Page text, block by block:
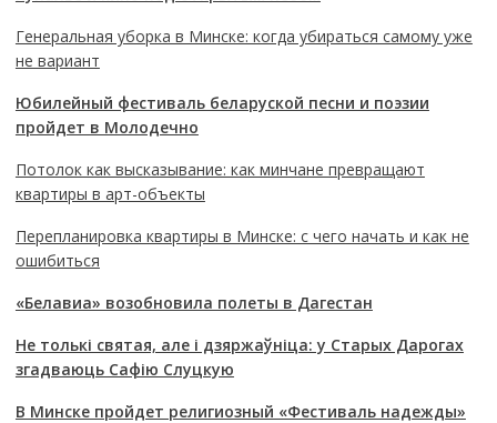
Генеральная уборка в Минске: когда убираться самому уже
не вариант
Юбилейный фестиваль беларуской песни и поэзии
пройдет в Молодечно
Потолок как высказывание: как минчане превращают
квартиры в арт-объекты
Перепланировка квартиры в Минске: с чего начать и как не
ошибиться
«Белавиа» возобновила полеты в Дагестан
Не толькі святая, але і дзяржаўніца: у Старых Дарогах
згадваюць Сафію Слуцкую
В Минске пройдет религиозный «Фестиваль надежды»